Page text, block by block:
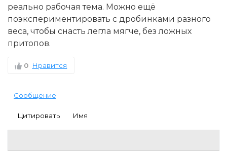
реально рабочая тема. Можно ещё
поэкспериментировать с дробинками разного
веса, чтобы снасть легла мягче, без ложных
притопов.
0 Нравится
Сообщение
Цитировать Имя